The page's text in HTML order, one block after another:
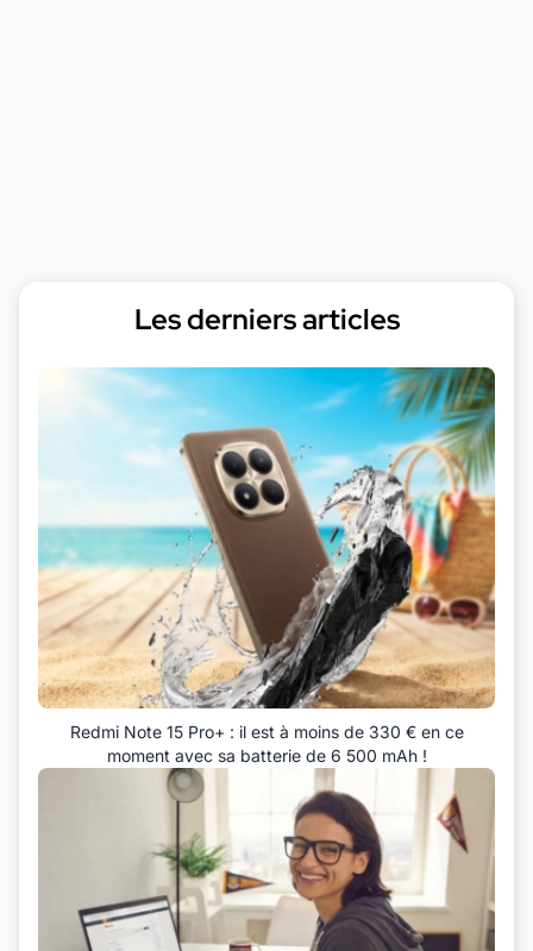
Les derniers articles
Redmi Note 15 Pro+ : il est à moins de 330 € en ce
moment avec sa batterie de 6 500 mAh !